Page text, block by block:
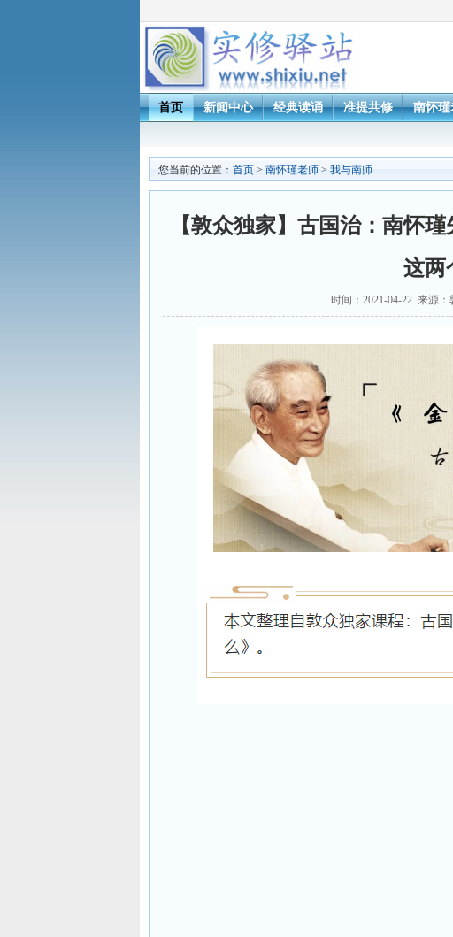
首页 新闻中心 经典读诵 准提共修 南怀瑾
您当前的位置： 首页 > 南怀瑾老师 > 我与南师
【敦众独家】古国治：南怀
这两
时间：2021-04-22 来源